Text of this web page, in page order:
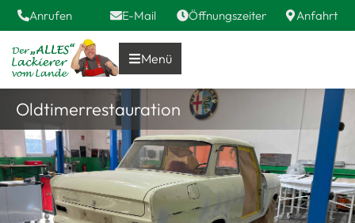
Anrufen E-Mail Öffnungszeiten Anfahrt
Menü
Oldtimerrestauration